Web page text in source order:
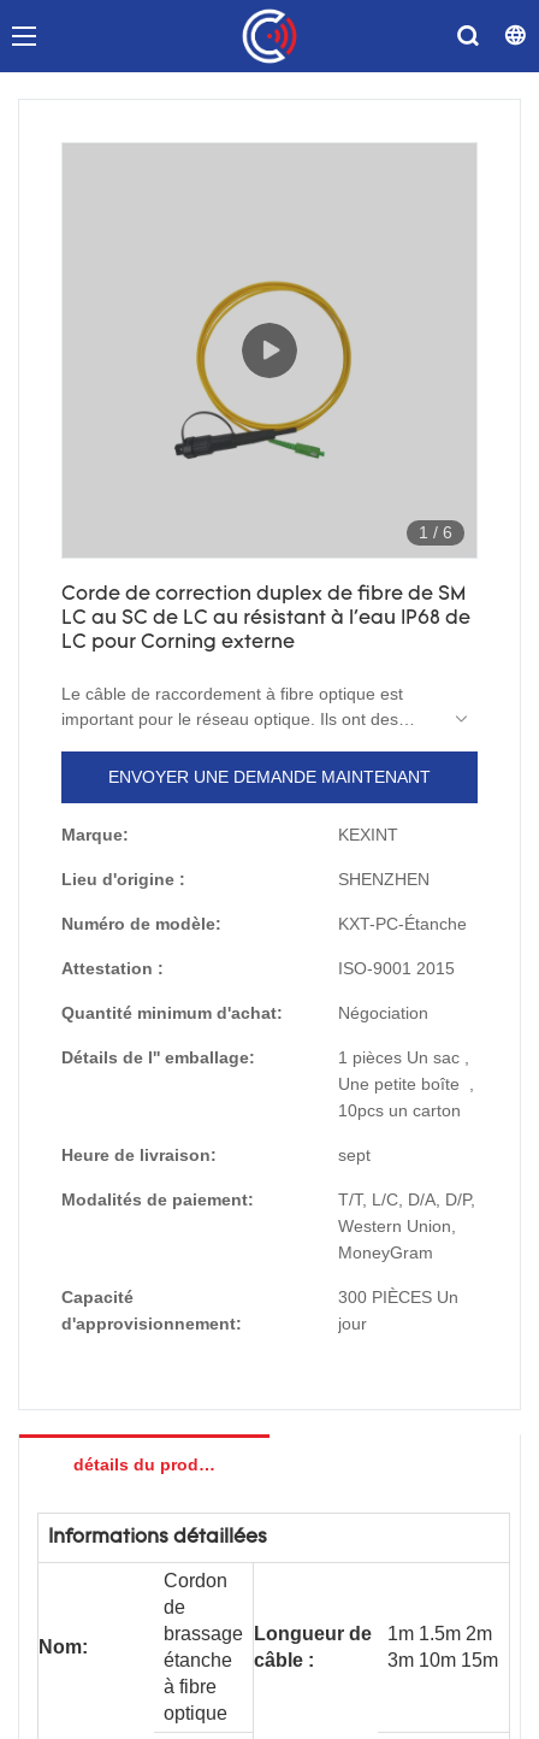
1 / 6
Corde de correction duplex de fibre de SM
LC au SC de LC au résistant à l'eau IP68 de
LC pour Corning externe
Le câble de raccordement à fibre optique est
important pour le réseau optique. Ils ont des
installés à l'extrémité du câble à fibre optique. Les
poste de travail informatique vers prises et
panneaux de brassage ou centre de distribution
raccordement à fibre optique est livrée avec une
connecteurs pour répondre à votre demande de
ENVOYER UNE DEMANDE MAINTENANT
Marque: KEXINT
Lieu d'origine : SHENZHEN
Numéro de modèle: KXT-PC-Étanche
Attestation : ISO-9001 2015
Quantité minimum d'achat: Négociation
Détails de l'' emballage:
1 pièces Un sac ,
Une petite boîte ,
10pcs un carton
Heure de livraison: sept
Modalités de paiement:
T/T, L/C, D/A, D/P,
Western Union,
MoneyGram
Capacité
d'approvisionnement:
300 PIÈCES Un
jour
détails du produit
Informations détaillées
Nom:
Cordon
de
brassage
étanche
à fibre
optique
Longueur de
câble :
1m 1.5m 2m
3m 10m 15m